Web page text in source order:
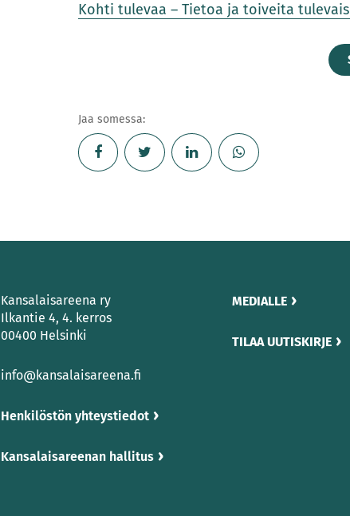
Kohti tulevaa – Tietoa ja toiveita
Jaa somessa:
Kansalaisareena ry
Ilkantie 4, 4. kerros
00400 Helsinki
info@kansalaisareena.fi
Henkilöstön yhteystiedot
Kansalaisareenan hallitus
MEDIALLE
TILAA UUTISKIRJE